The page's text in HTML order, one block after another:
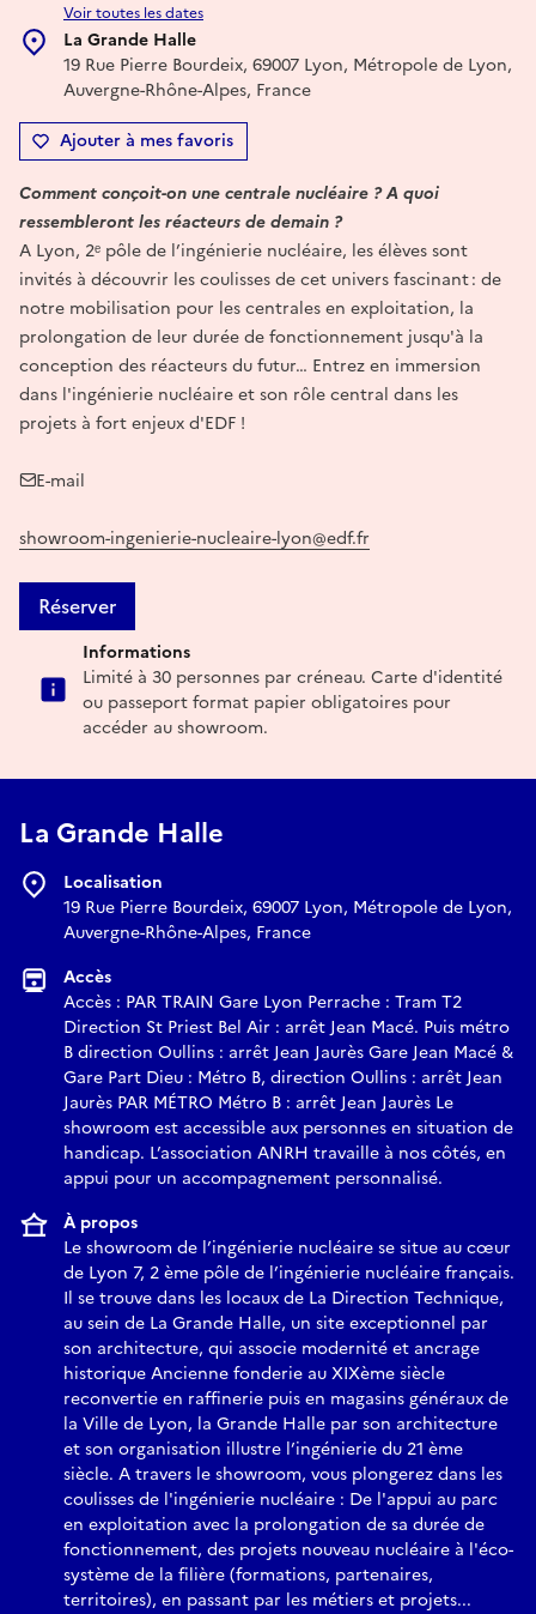
Voir toutes les dates
La Grande Halle
19 Rue Pierre Bourdeix, 69007 Lyon, Métropole de Lyon,
Auvergne-Rhône-Alpes, France
Ajouter à mes favoris
Comment conçoit-on une centrale nucléaire ? A quoi
ressembleront les réacteurs de demain ?
A Lyon, 2ᵉ pôle de l’ingénierie nucléaire, les élèves sont
invités à découvrir les coulisses de cet univers fascinant : de
notre mobilisation pour les centrales en exploitation, la
prolongation de leur durée de fonctionnement jusqu'à la
conception des réacteurs du futur… Entrez en immersion
dans l'ingénierie nucléaire et son rôle central dans les
projets à fort enjeux d'EDF !
E-mail
showroom-ingenierie-nucleaire-lyon@edf.fr
Réserver
Informations
Limité à 30 personnes par créneau. Carte d'identité
ou passeport format papier obligatoires pour
accéder au showroom.
La Grande Halle
Localisation
19 Rue Pierre Bourdeix, 69007 Lyon, Métropole de Lyon,
Auvergne-Rhône-Alpes, France
Accès
Accès : PAR TRAIN Gare Lyon Perrache : Tram T2
Direction St Priest Bel Air : arrêt Jean Macé. Puis métro
B direction Oullins : arrêt Jean Jaurès Gare Jean Macé &
Gare Part Dieu : Métro B, direction Oullins : arrêt Jean
Jaurès PAR MÉTRO Métro B : arrêt Jean Jaurès Le
showroom est accessible aux personnes en situation de
handicap. L’association ANRH travaille à nos côtés, en
appui pour un accompagnement personnalisé.
À propos
Le showroom de l’ingénierie nucléaire se situe au cœur
de Lyon 7, 2 ème pôle de l’ingénierie nucléaire français.
Il se trouve dans les locaux de La Direction Technique,
au sein de La Grande Halle, un site exceptionnel par
son architecture, qui associe modernité et ancrage
historique Ancienne fonderie au XIXème siècle
reconvertie en raffinerie puis en magasins généraux de
la Ville de Lyon, la Grande Halle par son architecture
et son organisation illustre l’ingénierie du 21 ème
siècle. A travers le showroom, vous plongerez dans les
coulisses de l'ingénierie nucléaire : De l'appui au parc
en exploitation avec la prolongation de sa durée de
fonctionnement, des projets nouveau nucléaire à l'éco-
système de la filière (formations, partenaires,
territoires), en passant par les métiers et projets...